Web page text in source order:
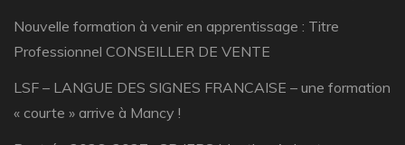
Nouvelle formation à venir en apprentissage : Titre
Professionnel CONSEILLER DE VENTE
LSF – LANGUE DES SIGNES FRANCAISE – une formation
« courte » arrive à Mancy !